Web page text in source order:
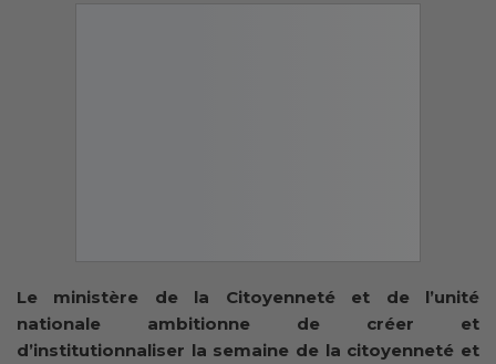
Le ministère de la Citoyenneté et de l’unité
nationale ambitionne de créer et
d’institutionnaliser la semaine de la citoyenneté et